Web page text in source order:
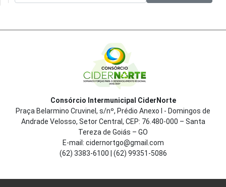
Consórcio Intermunicipal CiderNorte
Praça Belarmino Cruvinel, s/nº, Prédio Anexo I - Domingos de
Andrade Velosso, Setor Central, CEP: 76.480-000 – Santa
Tereza de Goiás – GO
E-mail: cidernortgo@gmail.com
(62) 3383-6100 | (62) 99351-5086